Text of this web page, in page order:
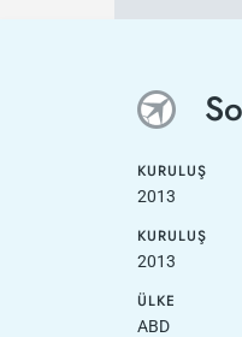
KURULUŞ
2013
KURULUŞ
2013
ÜLKE
ABD